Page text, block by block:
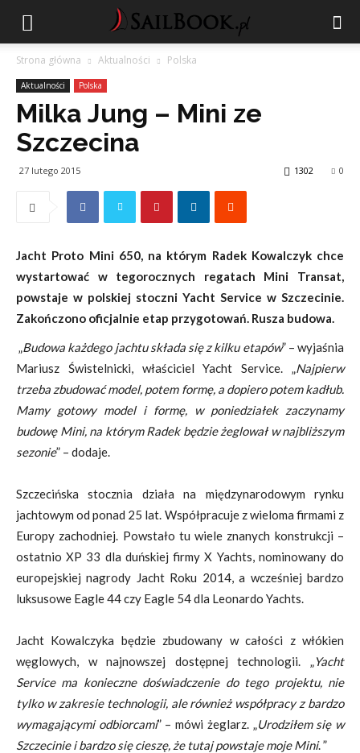
Strona główna Aktualności Polska
Aktualności Polska
Milka Jung – Mini ze
Szczecina
27 lutego 2015 0
1302
Jacht Proto Mini 650, na którym Radek Kowalczyk chce
wystartować w tegorocznych regatach Mini Transat,
powstaje w polskiej stoczni Yacht Service w Szczecinie.
Zakończono oficjalnie etap przygotowań. Rusza budowa.
„Budowa każdego jachtu składa się z kilku etapów” – wyjaśnia
Mariusz Świstelnicki, właściciel Yacht Service. „Najpierw
trzeba zbudować model, potem formę, a dopiero potem kadłub.
Mamy gotowy model i formę, w poniedziałek zaczynamy
budowę Mini, na którym Radek będzie żeglował w najbliższym
sezonie” – dodaje.
Szczecińska stocznia działa na międzynarodowym rynku
jachtowym od ponad 25 lat. Współpracuje z wieloma firmami z
Europy zachodniej. Powstało tu wiele znanych konstrukcji –
ostatnio XP 33 dla duńskiej firmy X Yachts, nominowany do
europejskiej nagrody Jacht Roku 2014, a wcześniej bardzo
luksusowe Eagle 44 czy Eagle 54 dla Leonardo Yachts.
Jacht Kowalczyka będzie zbudowany w całości z włókien
węglowych, w najnowszej dostępnej technologii. „Yacht
Service ma konieczne doświadczenie do tego projektu, nie
tylko w zakresie technologii, ale również współpracy z bardzo
wymagającymi odbiorcami” – mówi żeglarz. „Urodziłem się w
Szczecinie i bardzo się cieszę, że tutaj powstaje moje Mini. ”